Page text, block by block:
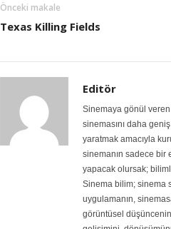
Önceki makale
Texas Killing Fields
Editör
Sinemaya gönül
sinemasını daha
yaratmak amacıyla
sinemanın sadece bir
yapacak olursak;
Sinema bilim; sinema
uygulamanın,
görüntüsel